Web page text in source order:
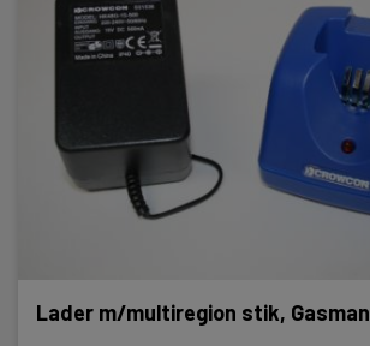
Lader m/multiregion stik, Gasman